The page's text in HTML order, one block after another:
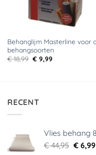
Behanglijm Masterline voor
behangsoorten
€18,99 Oorspronkelijke
prijs
€ 9,99Huidige
RECENT
Vlies behang
€44,95 €6,99